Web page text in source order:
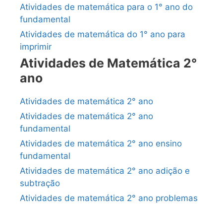
Atividades de matemática para o 1° ano do
fundamental
Atividades de matemática do 1° ano para
imprimir
Atividades de Matemática 2°
ano
Atividades de matemática 2° ano
Atividades de matemática 2° ano
fundamental
Atividades de matemática 2° ano ensino
fundamental
Atividades de matemática 2° ano adição e
subtração
Atividades de matemática 2° ano problemas